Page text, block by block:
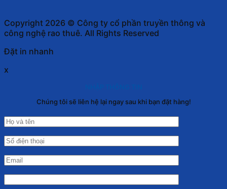
Copyright 2026 © Công ty cổ phần truyền thông và
công nghệ rao thuê. All Rights Reserved
Đặt in nhanh
x
Chúng tôi sẽ liên hệ lại ngay sau khi bạn đặt hàng!